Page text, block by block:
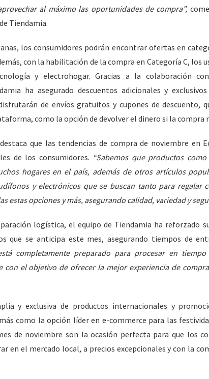
al máximo las oportunidades de compra”,
Tiendamia.
los consumidores podrán encontrar ofertas en
con la habilitación de la compra en Categoría C, los
y electrohogar. Gracias a la colaboración
ha asegurado descuentos adicionales y
de envíos gratuitos y cupones de descuento,
como la opción de devolver el dinero si la compra
que las tendencias de compra de noviembre en
de los consumidores. “Sabemos que productos
hogares en el país, además de otros artículos
y electrónicos que se buscan tanto para regalar
estas opciones y más, asegurando calidad, variedad y
logística, el equipo de Tiendamia ha reforzado
que se anticipa este mes, asegurando tiempos de
completamente preparado para procesar en
con el objetivo de ofrecer la mejor experiencia de
y exclusiva de productos internacionales y
como la opción líder en e-commerce para las
de noviembre son la ocasión perfecta para que los
en el mercado local, a precios excepcionales y con la